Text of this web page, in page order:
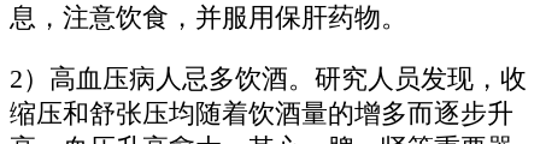
息，注意饮食，并服用保肝药物。
2）高血压病人忌多饮酒。研究人员发现，收
缩压和舒张压均随着饮酒量的增多而逐步升